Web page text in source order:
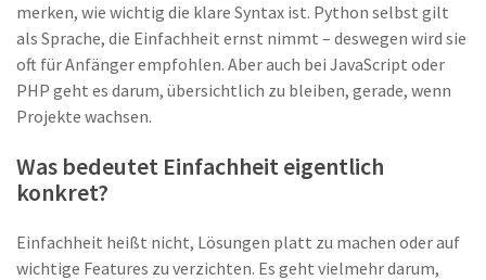
merken, wie wichtig die klare Syntax ist. Python selbst gilt
als Sprache, die Einfachheit ernst nimmt – deswegen wird sie
oft für Anfänger empfohlen. Aber auch bei JavaScript oder
PHP geht es darum, übersichtlich zu bleiben, gerade, wenn
Projekte wachsen.
Was bedeutet Einfachheit eigentlich
konkret?
Einfachheit heißt nicht, Lösungen platt zu machen oder auf
wichtige Features zu verzichten. Es geht vielmehr darum,